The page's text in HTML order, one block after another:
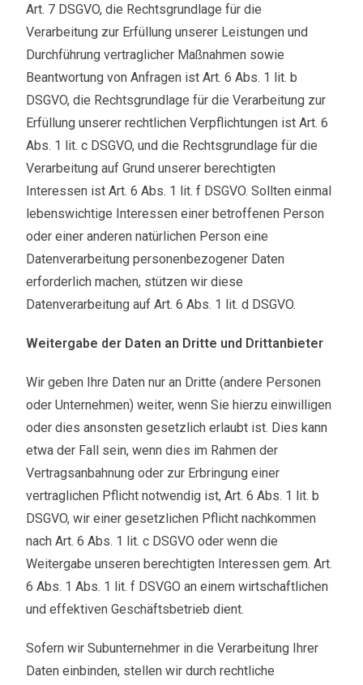
Art. 7 DSGVO, die Rechtsgrundlage für die
Verarbeitung zur Erfüllung unserer Leistungen und
Durchführung vertraglicher Maßnahmen sowie
Beantwortung von Anfragen ist Art. 6 Abs. 1 lit. b
DSGVO, die Rechtsgrundlage für die Verarbeitung zur
Erfüllung unserer rechtlichen Verpflichtungen ist Art. 6
Abs. 1 lit. c DSGVO, und die Rechtsgrundlage für die
Verarbeitung auf Grund unserer berechtigten
Interessen ist Art. 6 Abs. 1 lit. f DSGVO. Sollten einmal
lebenswichtige Interessen einer betroffenen Person
oder einer anderen natürlichen Person eine
Datenverarbeitung personenbezogener Daten
erforderlich machen, stützen wir diese
Datenverarbeitung auf Art. 6 Abs. 1 lit. d DSGVO.
Weitergabe der Daten an Dritte und Drittanbieter
Wir geben Ihre Daten nur an Dritte (andere Personen
oder Unternehmen) weiter, wenn Sie hierzu einwilligen
oder dies ansonsten gesetzlich erlaubt ist. Dies kann
etwa der Fall sein, wenn dies im Rahmen der
Vertragsanbahnung oder zur Erbringung einer
vertraglichen Pflicht notwendig ist, Art. 6 Abs. 1 lit. b
DSGVO, wir einer gesetzlichen Pflicht nachkommen
nach Art. 6 Abs. 1 lit. c DSGVO oder wenn die
Weitergabe unseren berechtigten Interessen gem. Art.
6 Abs. 1 Abs. 1 lit. f DSVGO an einem wirtschaftlichen
und effektiven Geschäftsbetrieb dient.
Sofern wir Subunternehmer in die Verarbeitung Ihrer
Daten einbinden, stellen wir durch rechtliche